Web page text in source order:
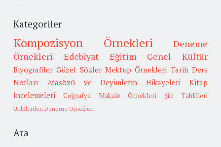
Kategoriler
Kompozisyon Örnekleri
Deneme
Örnekleri
Edebiyat Eğitim Genel Kültür
Biyografiler Güzel Sözler Mektup Örnekleri Tarih Ders
Notları
Atasözü ve Deyimlerin Hikayeleri
Kitap
İncelemeleri
Coğrafya Makale Örnekleri Şiir Tahlilleri
Ünlülerden Deneme Örnekleri
Ara